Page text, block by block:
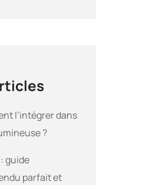
l’intégrer dans
?
guide
parfait et